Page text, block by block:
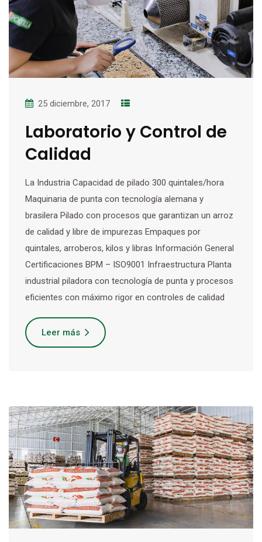
25 diciembre, 2017
Laboratorio y Control de
Calidad
La Industria Capacidad de pilado 300 quintales/hora
Maquinaria de punta con tecnología alemana y
brasilera Pilado con procesos que garantizan un arroz
de calidad y libre de impurezas Empaques por
quintales, arroberos, kilos y libras Información General
Certificaciones BPM – ISO9001 Infraestructura Planta
industrial piladora con tecnología de punta y procesos
eficientes con máximo rigor en controles de calidad
Leer más